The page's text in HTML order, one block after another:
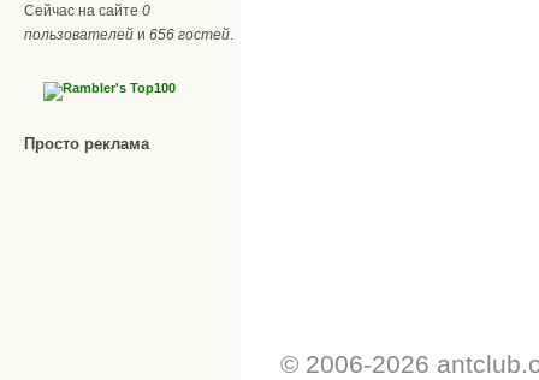
Сейчас на сайте 0
пользователей и 656 гостей
Просто реклама
© 2006-2026